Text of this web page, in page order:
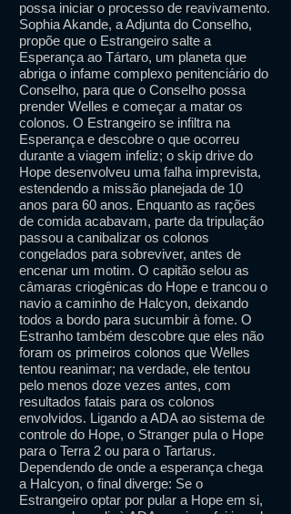
possa iniciar o processo de reavivamento.
Sophia Akande, a Adjunta do Conselho,
propõe que o Estrangeiro salte a
Esperança ao Tártaro, um planeta que
abriga o infame complexo penitenciário do
Conselho, para que o Conselho possa
prender Welles e começar a matar os
colonos. O Estrangeiro se infiltra na
Esperança e descobre o que ocorreu
durante a viagem infeliz; o skip drive do
Hope desenvolveu uma falha imprevista,
estendendo a missão planejada de 10
anos para 60 anos. Enquanto as rações
de comida acabavam, parte da tripulação
passou a canibalizar os colonos
congelados para sobreviver, antes de
encenar um motim. O capitão selou as
câmaras criogênicas do Hope e trancou o
navio a caminho de Halcyon, deixando
todos a bordo para sucumbir à fome. O
Estranho também descobre que eles não
foram os primeiros colonos que Welles
tentou reanimar; na verdade, ele tentou
pelo menos doze vezes antes, com
resultados fatais para os colonos
envolvidos. Ligando a ADA ao sistema de
controle do Hope, o Stranger pula o Hope
para o Terra 2 ou para o Tartarus.
Dependendo de onde a esperança chega
a Halcyon, o final diverge: Se o
Estrangeiro optar por pular a Hope em si,